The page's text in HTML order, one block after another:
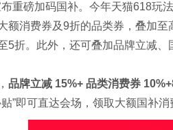
重磅加码国补。今年天猫618玩
额消费券及9折的品类券，叠加
5折。此外，还可叠加品牌立减
品牌立减 15%+ 品类消费券
”即可直达会场，领取大额国补消